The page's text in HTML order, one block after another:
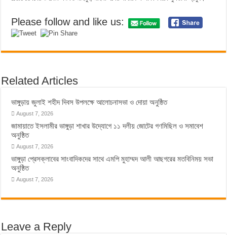
Please follow and like us:
Related Articles
ভাঙ্গুড়ায় জুলাই শহীদ দিবস উপলক্ষে আলোচনাসভা ও দোয়া অনুষ্ঠিত
August 7, 2026
জামায়াতে ইসলামীর ভাঙ্গুড়া শাখার উদ্যোগে ১১ দলীয় জোটের গণমিছিল ও সমাবেশ
অনুষ্ঠিত
August 7, 2026
ভাঙ্গুড়া প্রেসক্লাবের সাংবাদিকদের সাথে এমপি মুহাম্মদ আলী আছগরের মতবিনিময় সভা
অনুষ্ঠিত
August 7, 2026
Leave a Reply